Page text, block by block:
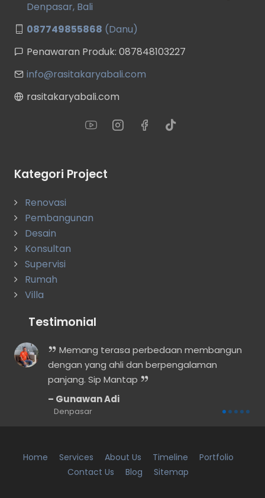
Denpasar, Bali
087749855868 (Danu)
Penawaran Produk: 087848103227
info@rasitakaryabali.com
rasitakaryabali.com
Kategori Project
Renovasi
Pembangunan
Desain
Konsultan
Supervisi
Rumah
Villa
Testimonial
Memang terasa perbedaan membangun
dengan yang ahli dan berpengalaman
panjang. Sip Mantap
Gunawan Adi
Denpasar
Home Services About Us Timeline
Portfolio
Contact Us
Blog Sitemap